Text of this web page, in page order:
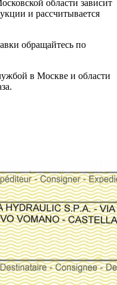
области зависит
и рассчитывается
обращайтесь по
в Москве и области